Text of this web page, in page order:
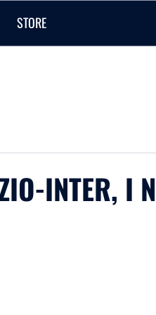
STORE
INTER, I